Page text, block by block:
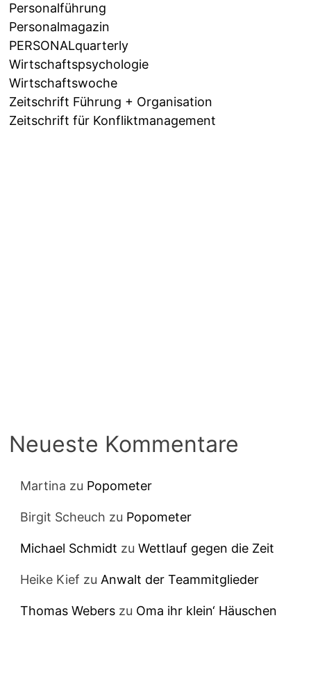
Personalführung
Personalmagazin
PERSONALquarterly
Wirtschaftspsychologie
Wirtschaftswoche
Zeitschrift Führung + Organisation
Zeitschrift für Konfliktmanagement
Neueste Kommentare
Martina zu Popometer
Birgit Scheuch zu Popometer
Michael Schmidt zuWettlauf gegen die Zeit
Heike Kief zu Anwalt der Teammitglieder
Thomas Webers zu Oma ihr klein‘ Häuschen